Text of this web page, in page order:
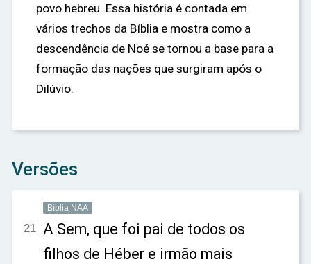
povo hebreu. Essa história é contada em
vários trechos da Bíblia e mostra como a
descendência de Noé se tornou a base para a
formação das nações que surgiram após o
Dilúvio.
Versões
Bíblia NAA
21 A Sem, que foi pai de todos os
filhos de Héber e irmão mais